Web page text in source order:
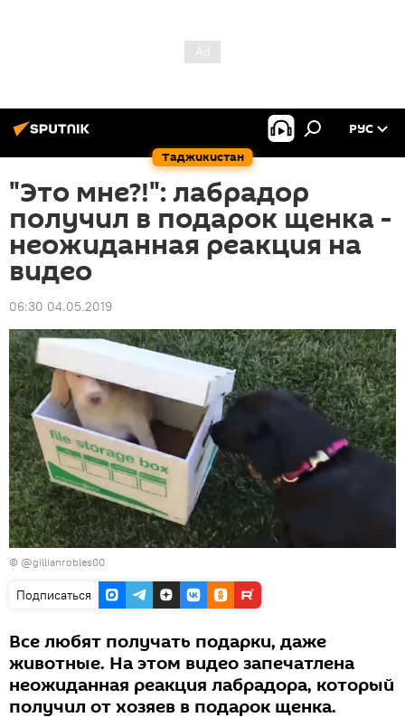
Таджикистан
РУС
"Это мне?!": лабрадор
получил в подарок щенка -
неожиданная реакция на
видео
06:30 04.05.2019
© @gillianrobles00
Подписаться
Все любят получать подарки, даже
животные. На этом видео запечатлена
неожиданная реакция лабрадора, который
получил от хозяев в подарок щенка.